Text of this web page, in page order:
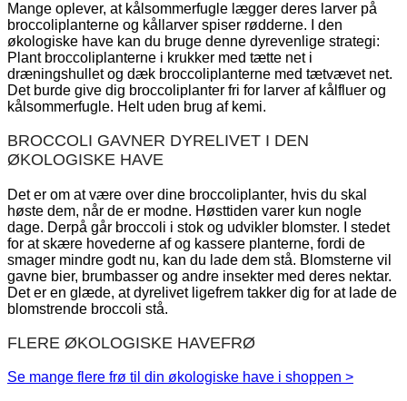
Mange oplever, at kålsommerfugle lægger deres larver på
broccoliplanterne og kållarver spiser rødderne. I den
økologiske have kan du bruge denne dyrevenlige strategi:
Plant broccoliplanterne i krukker med tætte net i
dræningshullet og dæk broccoliplanterne med tætvævet net.
Det burde give dig broccoliplanter fri for larver af kålfluer og
kålsommerfugle. Helt uden brug af kemi.
BROCCOLI GAVNER DYRELIVET I DEN
ØKOLOGISKE HAVE
Det er om at være over dine broccoliplanter, hvis du skal
høste dem, når de er modne. Høsttiden varer kun nogle
dage. Derpå går broccoli i stok og udvikler blomster. I stedet
for at skære hovederne af og kassere planterne, fordi de
smager mindre godt nu, kan du lade dem stå. Blomsterne vil
gavne bier, brumbasser og andre insekter med deres nektar.
Det er en glæde, at dyrelivet ligefrem takker dig for at lade de
blomstrende broccoli stå.
FLERE ØKOLOGISKE HAVEFRØ
Se mange flere frø til din økologiske have i shoppen >